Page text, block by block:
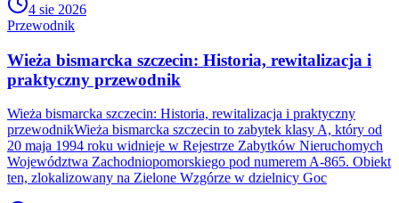
4 sie 2026
Przewodnik
Wieża bismarcka szczecin: Historia, rewitalizacja i
praktyczny przewodnik
Wieża bismarcka szczecin: Historia, rewitalizacja i praktyczny
przewodnikWieża bismarcka szczecin to zabytek klasy A, który od
20 maja 1994 roku widnieje w Rejestrze Zabytków Nieruchomych
Województwa Zachodniopomorskiego pod numerem A-865. Obiekt
ten, zlokalizowany na Zielone Wzgórze w dzielnicy Goc